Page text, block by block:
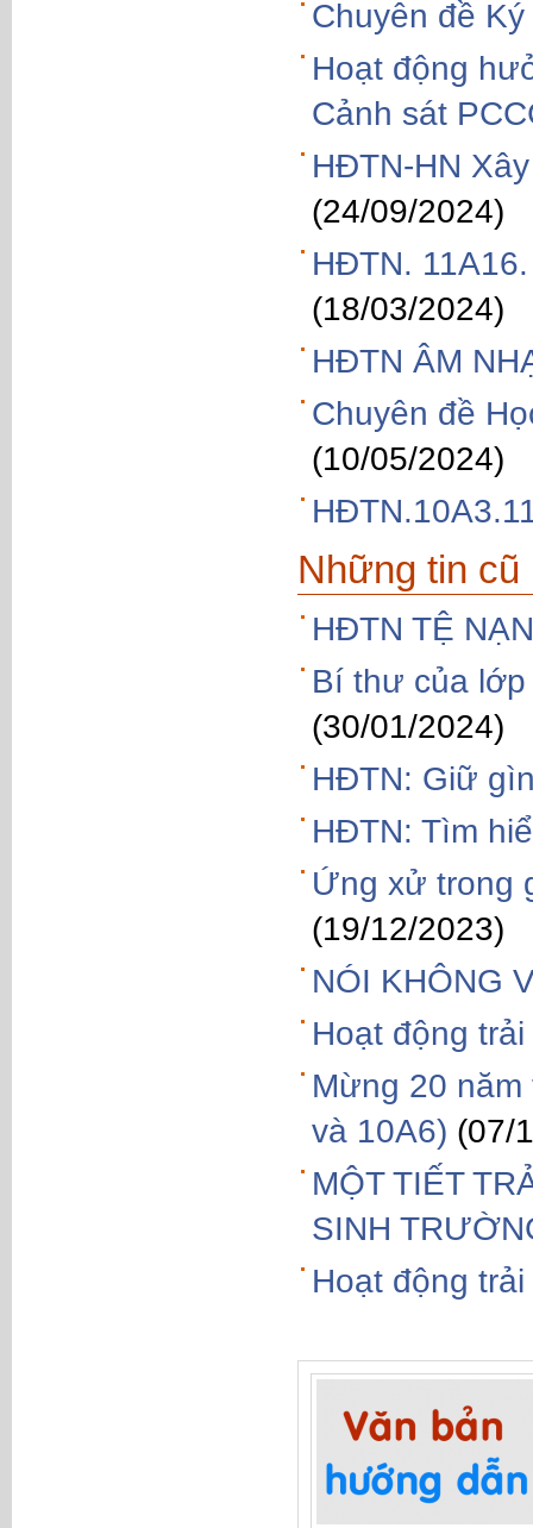
Chuyên đề
Hoạt động
Cảnh sát
HĐTN-HN
(24/09/2024)
HĐTN.
(18/03/2024)
HĐTN ÂM
Chuyên đề
(10/05/2024)
Những tin cũ
HĐTN TỆ
Bí thư của
(30/01/2024)
HĐTN: Giữ
HĐTN: Tìm
Ứng xử trong
(19/12/2023)
NÓI KHÔNG
Hoạt động
Mừng 20 năm
và 10A6) (07/
MỘT TIẾT
SINH
Hoạt động